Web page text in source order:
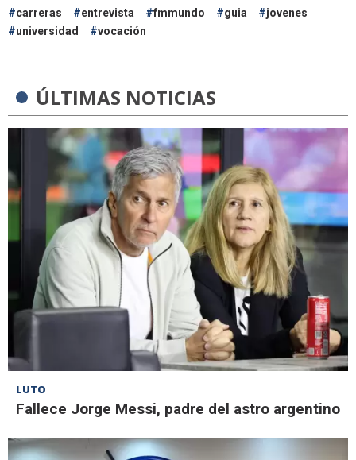
carreras entrevista fmmundo guia
jovenes
universidad
vocación
ÚLTIMAS NOTICIAS
LUTO
Fallece Jorge Messi, padre del astro argentino